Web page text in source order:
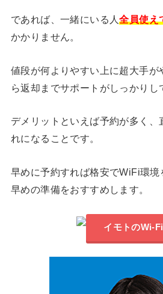
であれば、一緒にいる人全員使え
かかりません。
値段が何よりやすい上に超大手が
ら返却までサポートがしっかりし
デメリットといえば予約が多く、
れになることです。
早めに予約すれば格安でWiFi環
早めの準備をおすすめします。
イモトのWi-Fi